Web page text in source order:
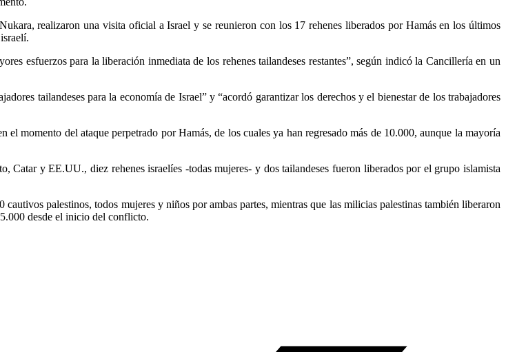
realizaron una visita oficial a Israel y se reunieron con los 17 rehenes liberados por Hamás en los últimos
esfuerzos para la liberación inmediata de los rehenes tailandeses restantes”, según indicó la Cancillería en un
tailandeses para la economía de Israel” y “acordó garantizar los derechos y el bienestar de los trabajadores
momento del ataque perpetrado por Hamás, de los cuales ya han regresado más de 10.000, aunque la mayoría
y EE.UU., diez rehenes israelíes -todas mujeres- y dos tailandeses fueron liberados por el grupo islamista
palestinos, todos mujeres y niños por ambas partes, mientras que las milicias palestinas también liberaron
desde el inicio del conflicto.